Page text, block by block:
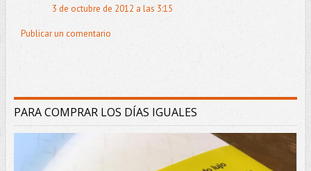
3 de octubre de 2012 a las 3:15
Publicar un comentario
PARA COMPRAR LOS DÍAS IGUALES